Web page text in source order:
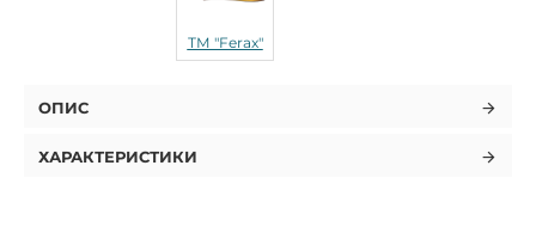
ТМ "Ferax"
ОПИС
ХАРАКТЕРИСТИКИ